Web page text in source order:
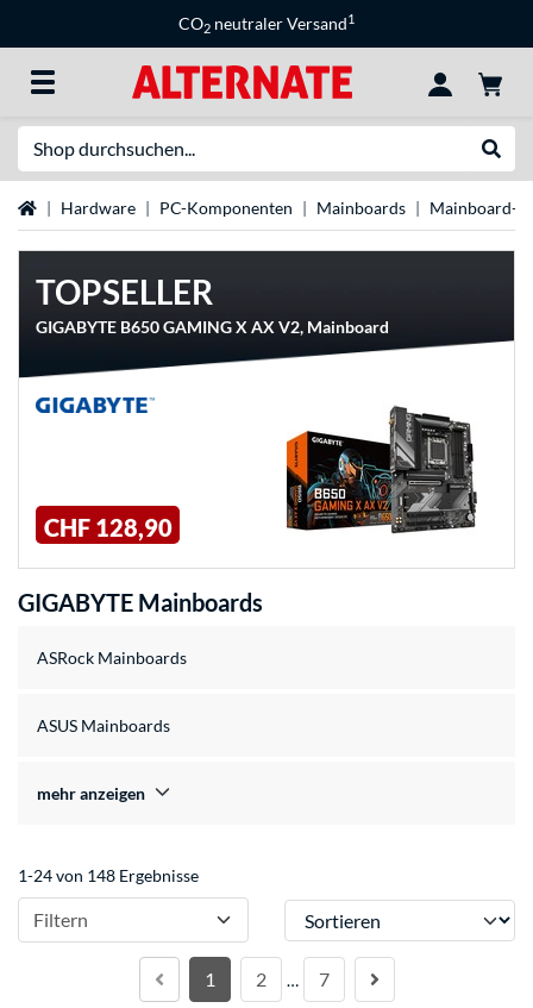
CO2 neutraler Versand1
StartseiteHardware PC-Komponenten Mainboards Mainboard-
TOPSELLER
GIGABYTE B650 GAMING X AX V2, Mainboard
CHF 128,90
GIGABYTE Mainboards
ASRock Mainboards
ASUS Mainboards
mehr anzeigen
1-24 von 148 Ergebnisse
Filtern Sortieren
1 2 … 7